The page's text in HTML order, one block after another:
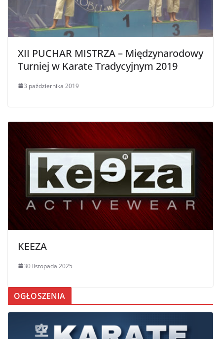
XII PUCHAR MISTRZA – Międzynarodowy
Turniej w Karate Tradycyjnym 2019
3 października 2019
KEEZA
30 listopada 2025
OGŁOSZENIA